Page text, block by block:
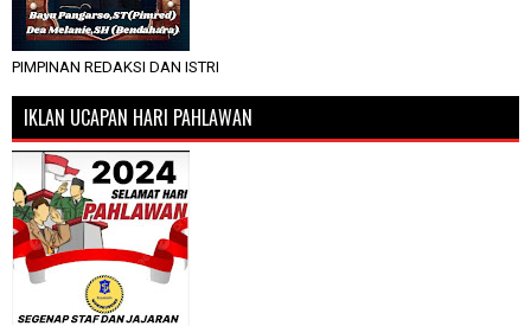
PIMPINAN REDAKSI DAN ISTRI
IKLAN UCAPAN HARI PAHLAWAN